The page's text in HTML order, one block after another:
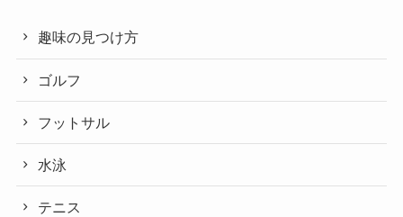
趣味の見つけ方
ゴルフ
フットサル
水泳
テニス